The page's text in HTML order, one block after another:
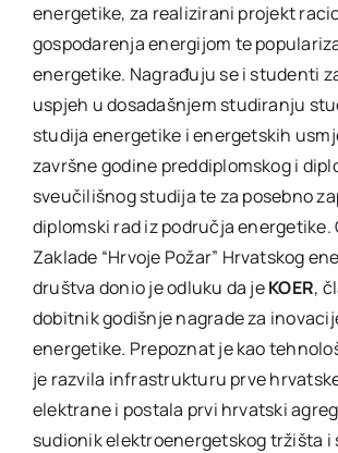
energetike, za realizirani projekt
gospodarenja energijom te
energetike. Nagrađuju se i studenti
uspjeh u dosadašnjem studiranju
studija energetike i energetskih
završne godine preddiplomskog i
sveučilišnog studija te za posebno
diplomski rad iz područja energetike.
Zaklade “Hrvoje Požar” Hrvatskog
društva donio je odluku da jeKOER,
dobitnik godišnje nagrade za
energetike. Prepoznat je kao
je razvila infrastrukturu prve
elektrane i postala prvi hrvatski
sudionik elektroenergetskog tržišta i